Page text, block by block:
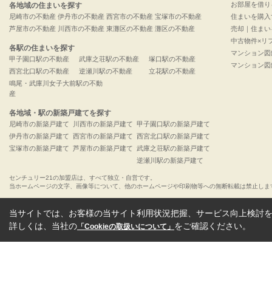
各地域の住まいを探す
尼崎市の不動産
芦屋市の不動産
伊丹市の不動産
川西市の不動産
西宮市の不動産
東灘区の不動産
宝塚市の不動産
灘区の不動産
各駅の住まいを探す
甲子園口駅の不動産
西宮北口駅の不動産
武庫之荘駅の不動産
逆瀬川駅の不動産
塚口駅の不動産
立花駅の不動産
鳴尾・武庫川女子大前駅の不動
産
各地域・駅の新築戸建てを探す
尼崎市の新築戸建て
伊丹市の新築戸建て
宝塚市の新築戸建て
川西市の新築戸建て
西宮市の新築戸建て
芦屋市の新築戸建て
甲子園口駅の新築戸建て
西宮北口駅の新築戸建て
武庫之荘駅の新築戸建て
逆瀬川駅の新築戸建て
お部屋を借り
住まいを購入
売却｜住ま
中古物件×リ
マンション
マンション
センチュリー21の加盟店は、すべて独立・自営です。
当ホームページの文字、画像等について、他のホームページや印刷物等への無断転載は禁止しま
当サイトでは、お客様の当サイト利用状況把握、サービス向上検討
詳しくは、当社の 「Cookieの取扱いについて」 をご確認ください。